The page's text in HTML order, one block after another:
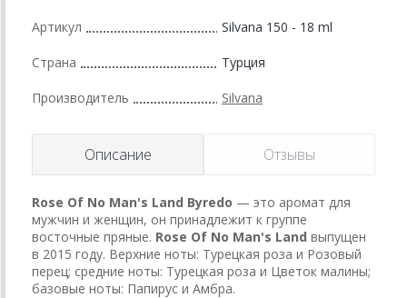
Артикул Silvana 150 - 18 ml
Страна Турция
Производитель Silvana
Описание Отзывы
Rose Of No Man's Land Byredo — это аромат для
мужчин и женщин, он принадлежит к группе
восточные пряные. Rose Of No Man's Land выпущен
в 2015 году. Верхние ноты: Турецкая роза и Розовый
перец; средние ноты: Турецкая роза и Цветок малины;
базовые ноты: Папирус и Амбра.